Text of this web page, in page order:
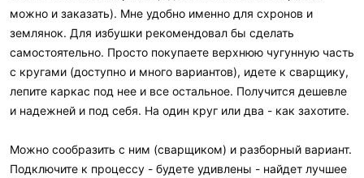
можно и заказать). Мне удобно именно для схронов и
землянок. Для избушки рекомендовал бы сделать
самостоятельно. Просто покупаете верхнюю чугунную часть
с кругами (доступно и много вариантов), идете к сварщику,
лепите каркас под нее и все остальное. Получится дешевле
и надежней и под себя. На один круг или два - как захотите.
Можно сообразить с ним (сварщиком) и разборный вариант.
Подключите к процессу - будете удивлены - найдет лучшее